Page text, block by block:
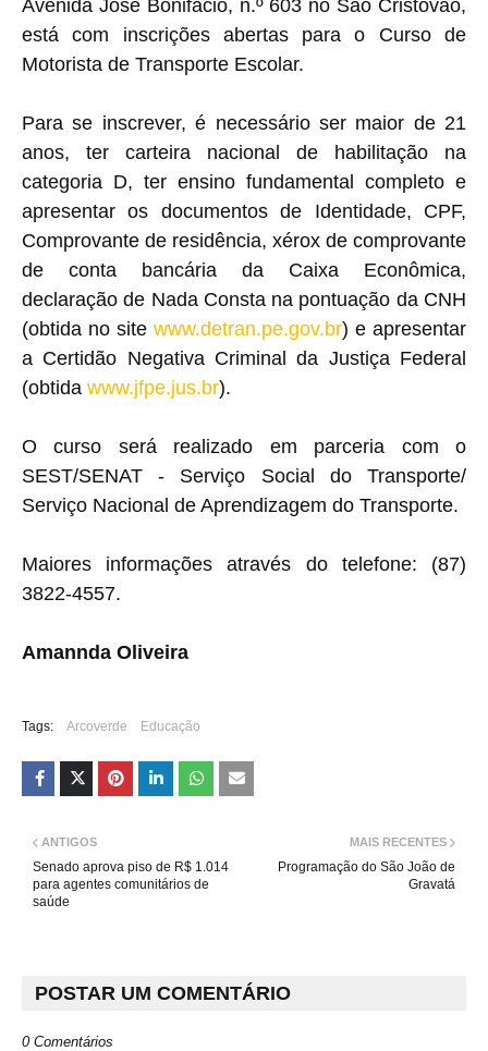
Avenida José Bonifácio, n.º 603 no São Cristóvão,
está com inscrições abertas para o Curso de
Motorista de Transporte Escolar.
Para se inscrever, é necessário ser maior de 21
anos, ter carteira nacional de habilitação na
categoria D, ter ensino fundamental completo e
apresentar os documentos de Identidade, CPF,
Comprovante de residência, xérox de comprovante
de conta bancária da Caixa Econômica,
declaração de Nada Consta na pontuação da CNH
(obtida no site www.detran.pe.gov.br) e apresentar
a Certidão Negativa Criminal da Justiça Federal
(obtida www.jfpe.jus.br).
O curso será realizado em parceria com o
SEST/SENAT - Serviço Social do Transporte/
Serviço Nacional de Aprendizagem do Transporte.
Maiores informações através do telefone: (87)
3822-4557.
Amannda Oliveira
Tags: Arcoverde Educação
MAIS RECENTES
Programação do São João de
Gravatá
ANTIGOS
Senado aprova piso de R$ 1.014
para agentes comunitários de
saúde
POSTAR UM COMENTÁRIO
0 Comentários